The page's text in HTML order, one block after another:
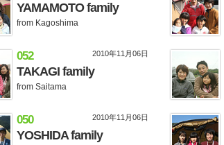
YAMAMOTO family
from Kagoshima
2010年11月06日
052
TAKAGI family
from Saitama
2010年11月06日
050
YOSHIDA family